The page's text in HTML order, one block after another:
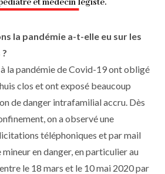
et médecin légiste.
la pandémie a-t-elle eu sur les
la pandémie de Covid-19 ont obligé
clos et ont exposé beaucoup
de danger intrafamilial accru. Dès
on a observé une
téléphoniques et par mail
en danger, en particulier au
le 18 mars et le 10 mai 2020 par